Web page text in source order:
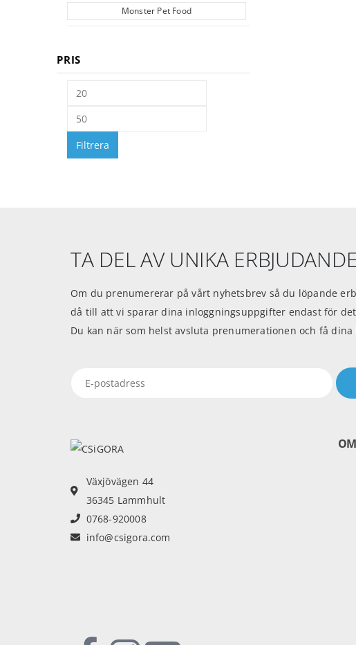
Monster Pet Food
PRIS
Filtrera
TA DEL AV UNIKA
Om du prenumererar på vårt nyhetsbrev så du löpande
då till att vi sparar dina inloggningsuppgifter endast för
Du kan när som helst avsluta prenumerationen och få
Växjövägen 44
36345 Lammhult
0768-920008
info@csigora.com